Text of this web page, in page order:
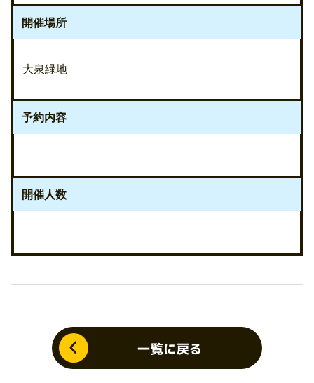
開催場所
大泉緑地
予約内容
開催人数
一覧に戻る